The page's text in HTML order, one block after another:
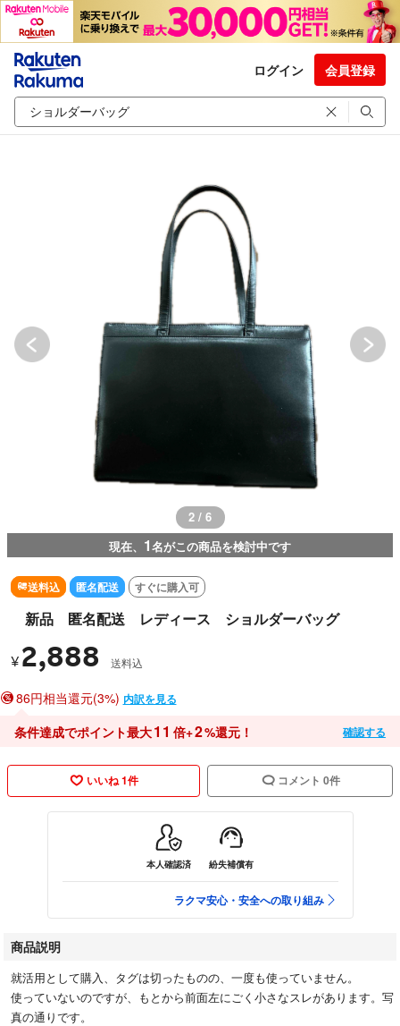
ログイン 会員登録
3 / 6
現在、 1名がこの商品を検討中です
送料込 匿名配送 すぐに購入可
新品 匿名配送 レディース ショルダーバッグ
¥ 2,888 送料込
86円相当還元(3%) 内訳を見る
条件達成でポイント最大11 倍+2%還元！ 確認する
いいね 1件 コメント 0件
本人確認済 紛失補償有
ラクマ安心・安全への取り組み
商品説明
就活用として購入、タグは切ったものの、一度も使っていません。
使っていないのですが、もとから前面左にごく小さなスレがあります。写
真の通りです。